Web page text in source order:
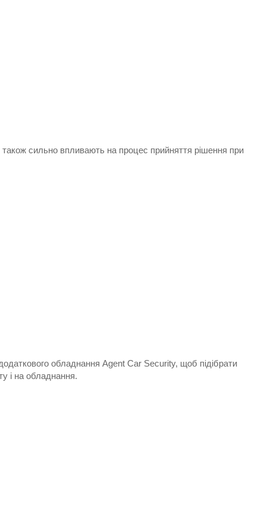
сильно впливають на процес прийняття рішення при
обладнання Agent Car Security, щоб підібрати
і на обладнання.